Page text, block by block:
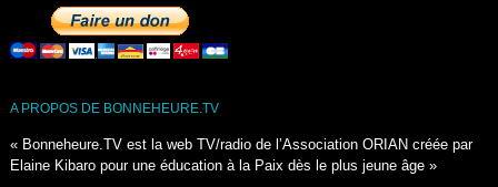
A PROPOS DE BONNEHEURE.TV
« Bonneheure.TV est la web TV/radio de l’Association ORIAN créée par
Elaine Kibaro pour une éducation à la Paix dès le plus jeune âge »